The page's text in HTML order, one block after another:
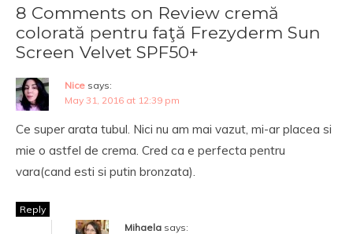
8 Comments on Review cremă
colorată pentru faţă Frezyderm Sun
Screen Velvet SPF50+
Nice says:
May 31, 2016 at 12:39 pm
Ce super arata tubul. Nici nu am mai vazut, mi-ar placea si
mie o astfel de crema. Cred ca e perfecta pentru
vara(cand esti si putin bronzata).
Reply
Mihaela says: